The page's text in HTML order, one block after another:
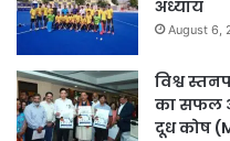
अध्याय
August 6,
विश्व
का सफल
दूध कोष